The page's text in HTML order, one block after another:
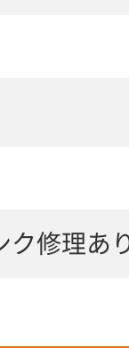
ク修理あ